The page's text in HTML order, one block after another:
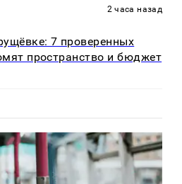
2 часа назад
7 проверенных
пространство и бюджет